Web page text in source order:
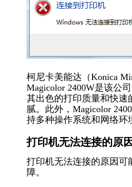
柯尼卡美能达（Konica
Magicolor 2400W是该公
其出色的打印质量和快速
腻。此外，Magicolor
持多种操作系统和网络环
打印机无法连接的原因
打印机无法连接的原因可
障。